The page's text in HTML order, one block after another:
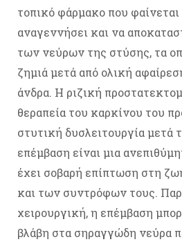
τοπικό φάρμακο που
αναγεννήσει και να
των νεύρων της στύσης, τα
ζημιά μετά από ολική
άνδρα. Η ριζική
θεραπεία του καρκίνου του
στυτική δυσλειτουργία μετά
επέμβαση είναι μια
έχει σοβαρή επίπτωση στη
και των συντρόφων τους.
χειρουργική, η επέμβαση
βλάβη στα σηραγγώδη νεύρα